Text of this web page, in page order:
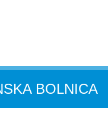
BOLNICA